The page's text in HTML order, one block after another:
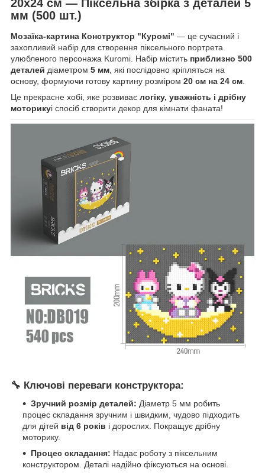
20x24 см — Піксельна збірка з деталей 5
мм (500 шт.)
Мозаїка-картина Конструктор "Куромі" — це сучасний і
захопливий набір для створення піксельного портрета
улюбленого персонажа Kuromi. Набір містить приблизно 500
деталей діаметром 5 мм, які послідовно кріпляться на
основу, формуючи готову картину розміром 20 см на 24 см.
Це прекрасне хобі, яке розвиває логіку, уважність і дрібну
моторикуі спосіб створити декор для кімнати фаната!
🔧 Ключові переваги конструктора:
Зручний розмір деталей: Діаметр 5 мм робить
процес складання зручним і швидким, чудово підходить
для дітей від 6 років і дорослих. Покращує дрібну
моторику.
Процес складання: Надає роботу з піксельним
конструктором. Деталі надійно фіксуються на основі.